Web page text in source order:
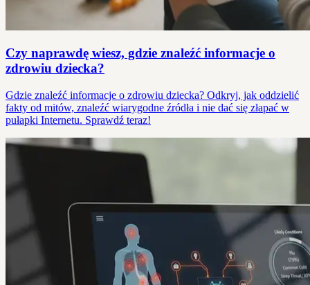
Czy naprawdę wiesz, gdzie znaleźć informacje o
zdrowiu dziecka?
Gdzie znaleźć informacje o zdrowiu dziecka? Odkryj, jak oddzielić
fakty od mitów, znaleźć wiarygodne źródła i nie dać się złapać w
pułapki Internetu. Sprawdź teraz!